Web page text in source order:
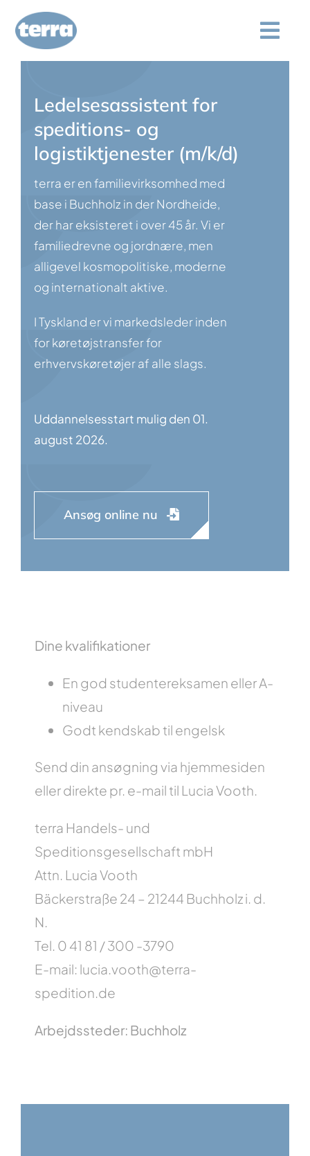
Spring
indhold
Kvalitetskontrol
Forespørgsel
Ledelsesassistent for
speditions- og
logistiktjenester (m/k/d)
terra er en familievirksomhed med
base i Buchholz in der Nordheide,
der har eksisteret i over 45 år. Vi er
familiedrevne og jordnære, men
alligevel kosmopolitiske, moderne
og internationalt aktive.
I Tyskland er vi markedsleder inden
for køretøjstransfer for
erhvervskøretøjer af alle slags.
Uddannelsesstart mulig den 01.
august 2026.
Ansøg online nu
Dine kvalifikationer
En god studentereksamen eller A-
niveau
Godt kendskab til engelsk
Send din ansøgning via hjemmesiden
eller direkte pr. e-mail til Lucia Vooth.
terra Handels- und
Speditionsgesellschaft mbH
Attn. Lucia Vooth
Bäckerstraße 24 – 21244 Buchholz i. d.
N.
Tel. 0 41 81 / 300 -3790
E-mail: lucia.vooth@terra-
spedition.de
Arbejdssteder: Buchholz